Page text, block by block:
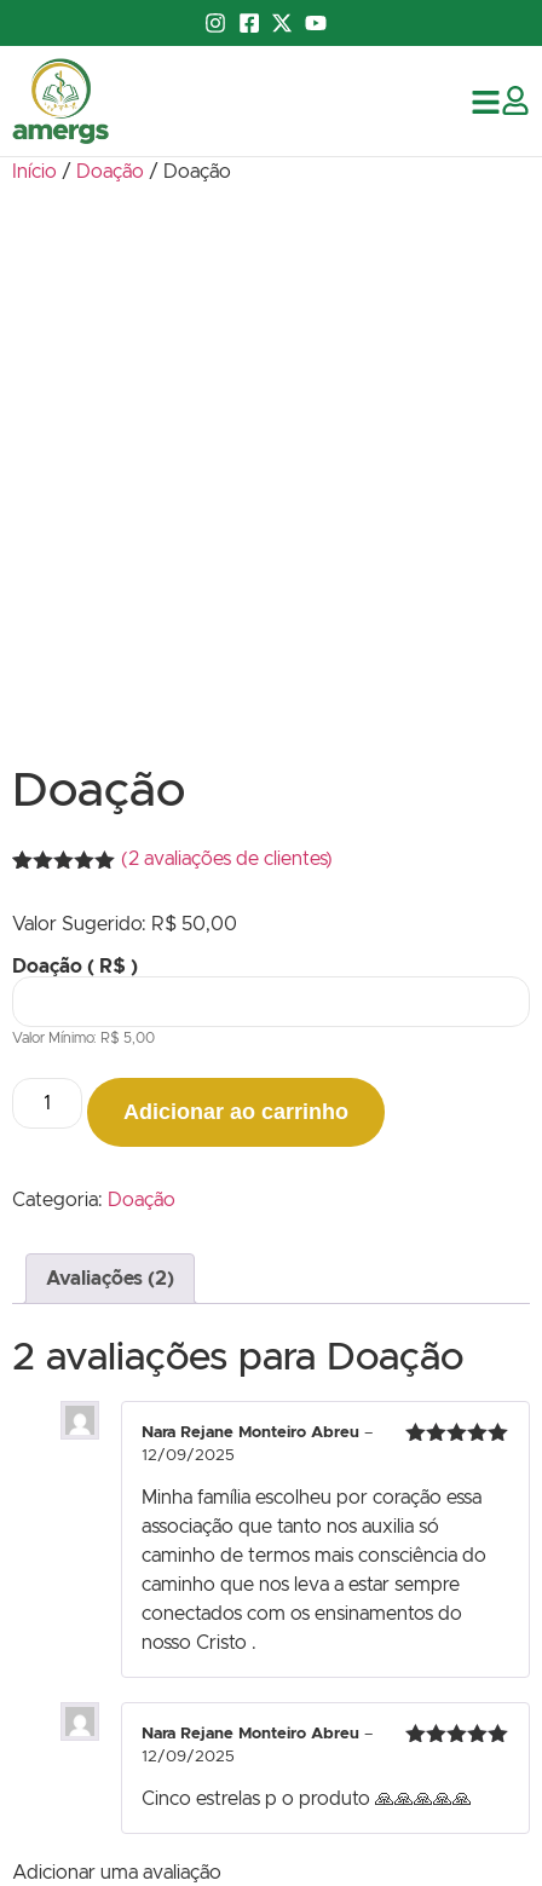
Início / Doação / Doação
Doação
de 5, com
em
avaliações
(2 avaliações de clientes)
Valor Sugerido: R$ 50,00
Doação ( R$ )
Valor Mínimo: R$ 5,00
Adicionar ao carrinho
Categoria: Doação
Avaliações (2)
2 avaliações para Doação
Nara Rejane Monteiro Abreu –
12/09/2025
Minha família escolheu por coração essa
associação que tanto nos auxilia só
caminho de termos mais consciência do
caminho que nos leva a estar sempre
conectados com os ensinamentos do
nosso Cristo .
Nara Rejane Monteiro Abreu –
12/09/2025
Cinco estrelas p o produto 🙏🙏🙏🙏🙏
Adicionar uma avaliação